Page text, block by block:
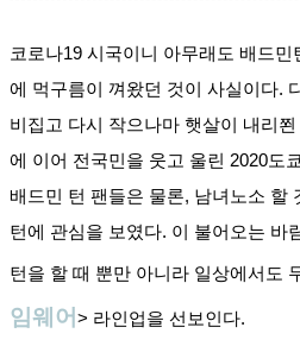
코로나19 시국이니 아무래도 배드
에 먹구름이 껴왔던 것이 사실이다.
비집고 다시 작으나마 햇살이 내리
에 이어 전국민을 웃고 울린 2020도
배드민 턴 팬들은 물론, 남녀노소 할
턴에 관심을 보였다. 이 불어오는 바
턴을 할 때 뿐만 아니라 일상에서도
임웨어 > 라인업을 선보인다.